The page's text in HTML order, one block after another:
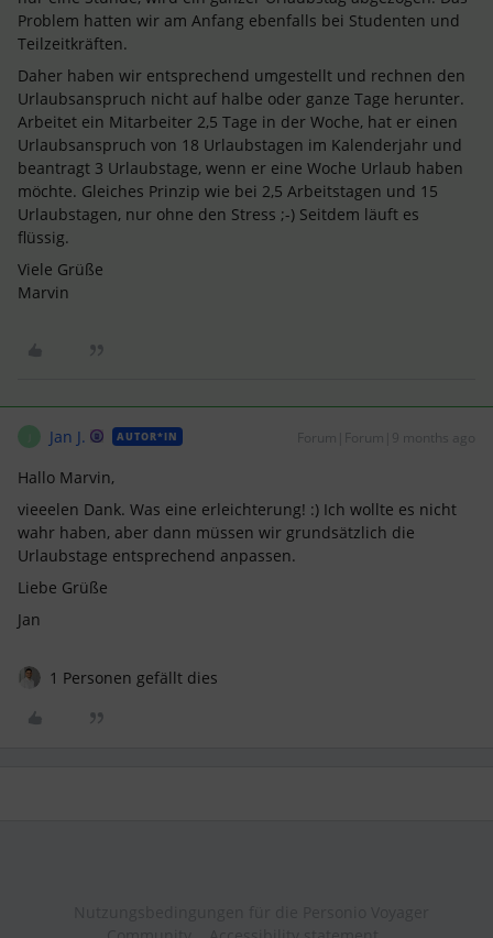
Problem hatten wir am Anfang ebenfalls bei Studenten und
Teilzeitkräften.
Daher haben wir entsprechend umgestellt und rechnen den
Urlaubsanspruch nicht auf halbe oder ganze Tage herunter.
Arbeitet ein Mitarbeiter 2,5 Tage in der Woche, hat er einen
Urlaubsanspruch von 18 Urlaubstagen im Kalenderjahr und
beantragt 3 Urlaubstage, wenn er eine Woche Urlaub haben
möchte. Gleiches Prinzip wie bei 2,5 Arbeitstagen und 15
Urlaubstagen, nur ohne den Stress ;-) Seitdem läuft es
flüssig.
Viele Grüße
Marvin
Jan J. AUTOR*IN Forum|Forum|9 months ago
Hallo Marvin,
vieeelen Dank. Was eine erleichterung! :) Ich wollte es nicht
wahr haben, aber dann müssen wir grundsätzlich die
Urlaubstage entsprechend anpassen.
Liebe Grüße
Jan
1 Personen gefällt dies